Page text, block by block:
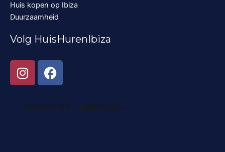
Huis kopen op Ibiza
Duurzaamheid
Volg HuisHurenIbiza
I
n
t
F
a
e